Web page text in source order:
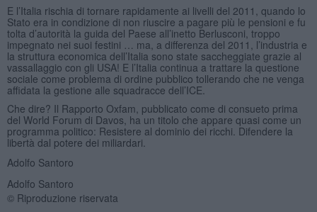
E l’Italia rischia di tornare rapidamente ai livelli del 2011, quando lo
Stato era in condizione di non riuscire a pagare più le pensioni e fu
tolta d’autorità la guida del Paese all’inetto Berlusconi, troppo
impegnato nei suoi festini … ma, a differenza del 2011, l’industria e
la struttura economica dell’Italia sono state saccheggiate grazie al
vassallaggio con gli USA! E l’Italia continua a trattare la questione
sociale come problema di ordine pubblico tollerando che ne venga
affidata la gestione alle squadracce dell’ICE.
Che dire? Il Rapporto Oxfam, pubblicato come di consueto prima
del World Forum di Davos, ha un titolo che appare quasi come un
programma politico: Resistere al dominio dei ricchi. Difendere la
libertà dal potere dei miliardari.
Adolfo Santoro
Adolfo Santoro
© Riproduzione riservata